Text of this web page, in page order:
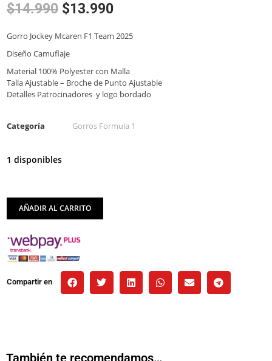
$14.990 $13.990
Gorro Jockey Mcaren F1 Team 2025
Diseño Camuflaje
Material 100% Polyester con Malla
Talla Ajustable – Broche de Punto Ajustable
Detalles Patrocinadores y logo bordado
Categoría Gorros Formula 1
1 disponibles
AÑADIR AL CARRITO
Compartir en
También te recomendamos…